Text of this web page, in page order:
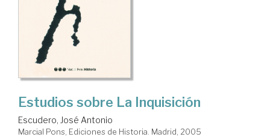
Estudios sobre La Inquisición
Escudero, José Antonio
Marcial Pons, Ediciones de Historia. Madrid, 2005